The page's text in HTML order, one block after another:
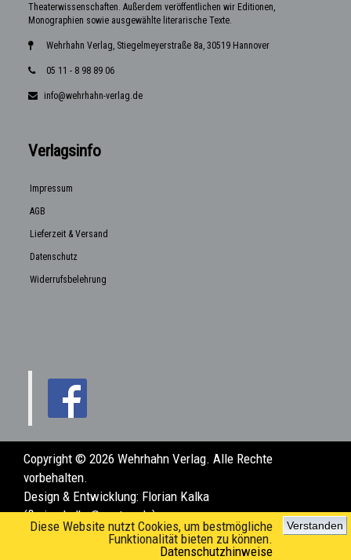
Diese Website nutzt Cookies, um bestmögliche
Funktionalität bieten zu können.
Datenschutzhinweise
Verstanden
Theaterwissenschaften. Außerdem veröffentlichen wir Editionen,
Monographien sowie ausgewählte literarische Texte.
Wehrhahn Verlag, Stiegelmeyerstraße 8a, 30519 Hannover
05 11 - 8 98 89 06
info@wehrhahn-verlag.de
Verlagsinfo
Impressum
AGB
Lieferzeit & Versand
Datenschutz
Widerrufsbelehrung
Copyright © 2026 Wehrhahn Verlag. Alle Rechte
vorbehalten.
Design & Entwicklung: Florian Kalka
(florian.kalka@posteo.de)
www.wehrhahn-verlag.de